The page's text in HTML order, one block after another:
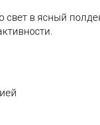
свет в ясный